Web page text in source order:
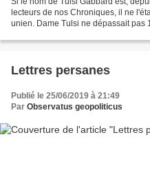
lecteurs de nos Chroniques, il ne
unien. Dame Tulsi ne dépassait pas
Lettres persanes
Publié le 25/06/2019 à 21:49
Par Observatus geopoliticus